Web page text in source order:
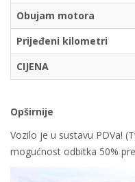
Obujam motora
Prijeđeni kilometri
CIJENA
Opširnije
Vozilo je u sustavu PDVa!
mogućnost odbitka 50%